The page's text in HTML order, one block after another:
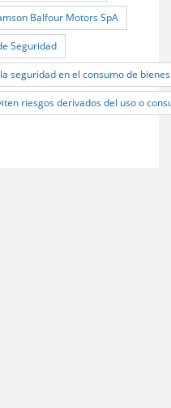
Balfour Motors SpA
Seguridad
seguridad en el consumo de
riesgos derivados del uso o